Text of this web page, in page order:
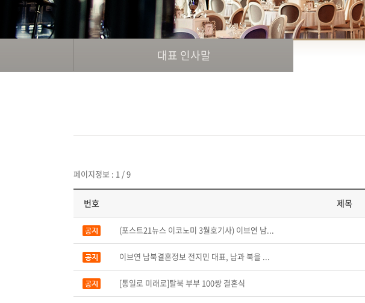
대표 인사말
페이지정보 : 1 / 9
번호 제목
공지 (포스트21뉴스 이코노미 3월호기사) 이브연 남...
공지 이브연 남북결혼정보 전지민 대표, 남과 북을 ...
공지 [통일로 미래로]탈북 부부 100쌍 결혼식